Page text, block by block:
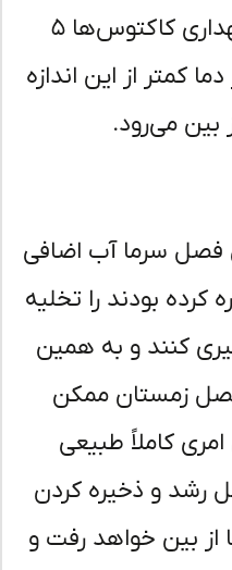
حداقل دمای هوا برای نگهداری کاکتوس‌ها ۵
کمتر از این اندازه
می‌رود.
سرما آب اضافی
بودند را تخلیه
کنند و به همین
زمستان ممکن
کاملاً طبیعی
و ذخیره کردن
خواهد رفت و